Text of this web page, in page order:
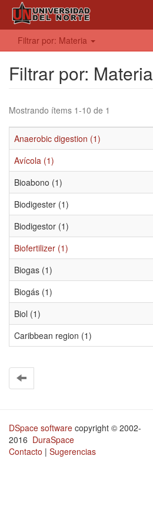
Filtrar por: Materia
Filtrar por: Materia
Mostrando ítems 1-10 de 1
Anaerobic digestion (1)
Avícola (1)
Bioabono (1)
Biodigester (1)
Biodigestor (1)
Biofertilizer (1)
Biogas (1)
Biogás (1)
Biol (1)
Caribbean region (1)
DSpace software copyright © 2002-
2016 DuraSpace
Contacto | Sugerencias